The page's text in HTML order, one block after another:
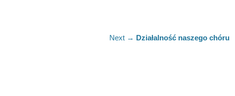
Next → Next
Działalność naszego chóru